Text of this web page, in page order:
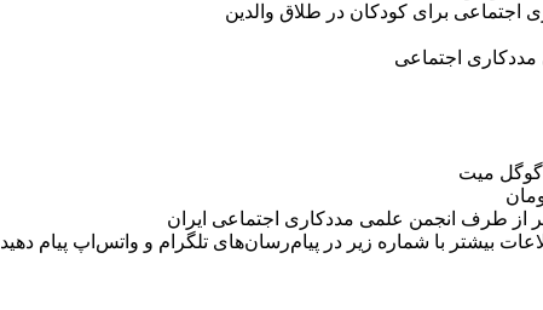
اجتماعی برای کودکان در طلاق والدین
اجتماعی
گوگل میت
از طرف انجمن علمی مددکاری اجتماعی ایران
بیشتر با شماره زیر در پیام‌رسان‌های تلگرام و واتس‌اپ پیام دهید